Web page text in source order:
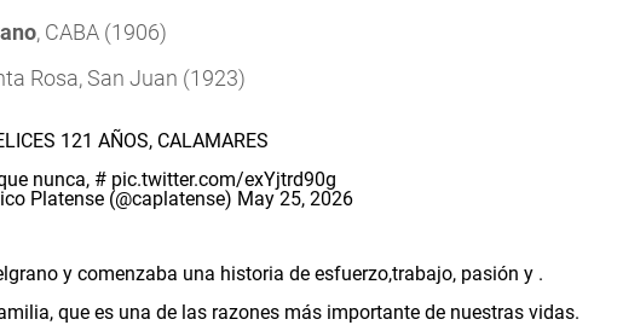
, CABA (1906)
Rosa, San Juan (1923)
121 AÑOS, CALAMARES
nunca, # pic.twitter.com/exYjtrd90g
Platense (@caplatense) May 25, 2026
y comenzaba una historia de esfuerzo,trabajo, pasión y .
que es una de las razones más importante de nuestras vidas.